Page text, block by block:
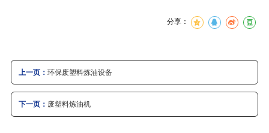
分享：
上一页： 环保废塑料炼油设备
下一页： 废塑料炼油机